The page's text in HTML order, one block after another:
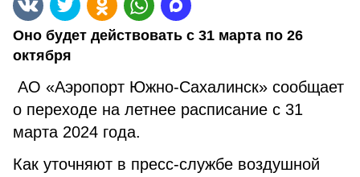
Оно будет действовать с 31 марта по 26
октября
АО «Аэропорт Южно-Сахалинск» сообщает
о переходе на летнее расписание с 31
марта 2024 года.
Как уточняют в пресс-службе воздушной